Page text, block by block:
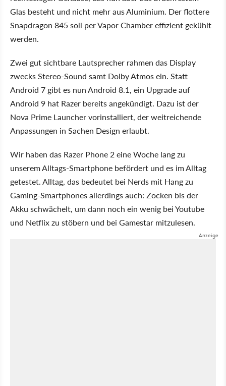
Glas besteht und nicht mehr aus Aluminium. Der flottere
Snapdragon 845 soll per Vapor Chamber effizient gekühlt
werden.
Zwei gut sichtbare Lautsprecher rahmen das Display
zwecks Stereo-Sound samt Dolby Atmos ein. Statt
Android 7 gibt es nun Android 8.1, ein Upgrade auf
Android 9 hat Razer bereits angekündigt. Dazu ist der
Nova Prime Launcher vorinstalliert, der weitreichende
Anpassungen in Sachen Design erlaubt.
Wir haben das Razer Phone 2 eine Woche lang zu
unserem Alltags-Smartphone befördert und es im Alltag
getestet. Alltag, das bedeutet bei Nerds mit Hang zu
Gaming-Smartphones allerdings auch: Zocken bis der
Akku schwächelt, um dann noch ein wenig bei Youtube
und Netflix zu stöbern und bei Gamestar mitzulesen.